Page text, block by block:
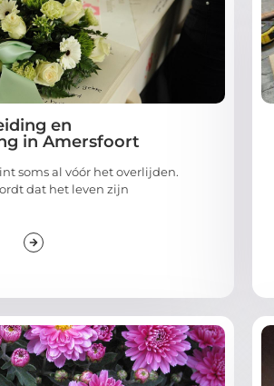
en
in Amersfoort
soms al vóór het overlijden.
dat het leven zijn